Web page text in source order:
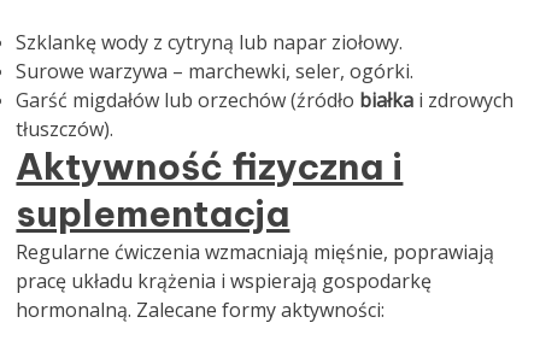
Szklankę wody z cytryną lub napar ziołowy.
Surowe warzywa – marchewki, seler, ogórki.
Garść migdałów lub orzechów (źródło białka i zdrowych
tłuszczów).
Aktywność fizyczna i
suplementacja
Regularne ćwiczenia wzmacniają mięśnie, poprawiają
pracę układu krążenia i wspierają gospodarkę
hormonalną. Zalecane formy aktywności: